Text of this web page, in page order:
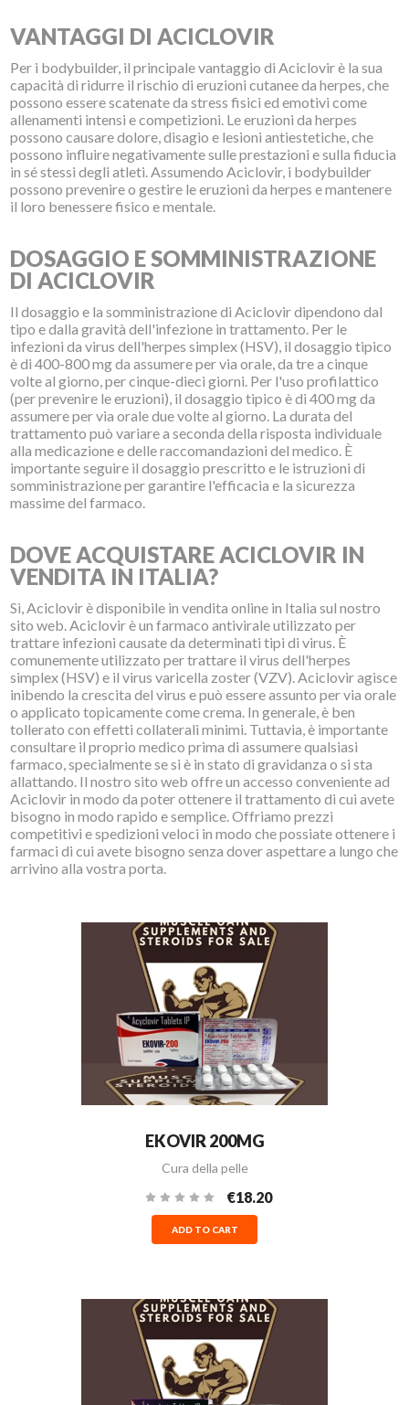
VANTAGGI DI ACICLOVIR
Per i bodybuilder, il principale vantaggio di Aciclovir è la sua
capacità di ridurre il rischio di eruzioni cutanee da herpes, che
possono essere scatenate da stress fisici ed emotivi come
allenamenti intensi e competizioni. Le eruzioni da herpes
possono causare dolore, disagio e lesioni antiestetiche, che
possono influire negativamente sulle prestazioni e sulla fiducia
in sé stessi degli atleti. Assumendo Aciclovir, i bodybuilder
possono prevenire o gestire le eruzioni da herpes e mantenere
il loro benessere fisico e mentale.
DOSAGGIO E SOMMINISTRAZIONE
DI ACICLOVIR
Il dosaggio e la somministrazione di Aciclovir dipendono dal
tipo e dalla gravità dell'infezione in trattamento. Per le
infezioni da virus dell'herpes simplex (HSV), il dosaggio tipico
è di 400-800 mg da assumere per via orale, da tre a cinque
volte al giorno, per cinque-dieci giorni. Per l'uso profilattico
(per prevenire le eruzioni), il dosaggio tipico è di 400 mg da
assumere per via orale due volte al giorno. La durata del
trattamento può variare a seconda della risposta individuale
alla medicazione e delle raccomandazioni del medico. È
importante seguire il dosaggio prescritto e le istruzioni di
somministrazione per garantire l'efficacia e la sicurezza
massime del farmaco.
DOVE ACQUISTARE ACICLOVIR IN
VENDITA IN ITALIA?
Sì, Aciclovir è disponibile in vendita online in Italia sul nostro
sito web. Aciclovir è un farmaco antivirale utilizzato per
trattare infezioni causate da determinati tipi di virus. È
comunemente utilizzato per trattare il virus dell'herpes
simplex (HSV) e il virus varicella zoster (VZV). Aciclovir agisce
inibendo la crescita del virus e può essere assunto per via orale
o applicato topicamente come crema. In generale, è ben
tollerato con effetti collaterali minimi. Tuttavia, è importante
consultare il proprio medico prima di assumere qualsiasi
farmaco, specialmente se si è in stato di gravidanza o si sta
allattando. Il nostro sito web offre un accesso conveniente ad
Aciclovir in modo da poter ottenere il trattamento di cui avete
bisogno in modo rapido e semplice. Offriamo prezzi
competitivi e spedizioni veloci in modo che possiate ottenere i
farmaci di cui avete bisogno senza dover aspettare a lungo che
arrivino alla vostra porta.
EKOVIR 200MG
Cura della pelle
€18.20
ADD TO CART